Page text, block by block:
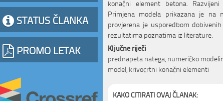
STATUS ČLANKA
PROMO LETAK
konačni element betona.
Primjena modela prikazana je na
provjerena je usporedbom
rezultatima poznatima iz literature.
Ključne riječi
prednapeta natega, numeričko
model, krivocrtni konačni elementi
KAKO CITIRATI OVAJ ČLANAK: